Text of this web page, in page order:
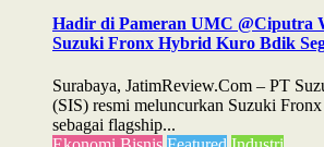
Hadir di Pameran UMC @Ciputra
Suzuki Fronx Hybrid Kuro Bdik
Surabaya, JatimReview.Com – PT
(SIS) resmi meluncurkan Suzuki
sebagai flagship...